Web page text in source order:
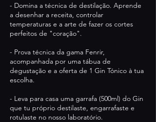
- Domina a técnica de destilação. Aprende
a desenhar a receita, controlar
temperaturas e a arte de fazer os cortes
perfeitos de "coração".
- Prova técnica da gama Fenrir,
acompanhada por uma tábua de
degustação e a oferta de 1 Gin Tónico à tua
escolha.
- Leva para casa uma garrafa (500ml) do Gin
que tu próprio destilaste, engarrafaste e
rotulaste no nosso laboratório.